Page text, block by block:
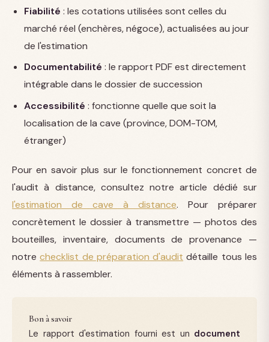
Fiabilité : les cotations utilisées sont celles du
marché réel (enchères, négoce), actualisées au jour
de l'estimation
Documentabilité : le rapport PDF est directement
intégrable dans le dossier de succession
Accessibilité : fonctionne quelle que soit la
localisation de la cave (province, DOM-TOM,
étranger)
Pour en savoir plus sur le fonctionnement concret de
l'audit à distance, consultez notre article dédié sur
l'estimation de cave à distance. Pour préparer
concrètement le dossier à transmettre — photos des
bouteilles, inventaire, documents de provenance —
notrechecklist de préparation d'audit détaille tous les
éléments à rassembler.
Bon à savoir
Le rapport d'estimation fourni est un document